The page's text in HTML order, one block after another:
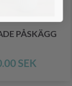
PÅSKÄGG
SEK